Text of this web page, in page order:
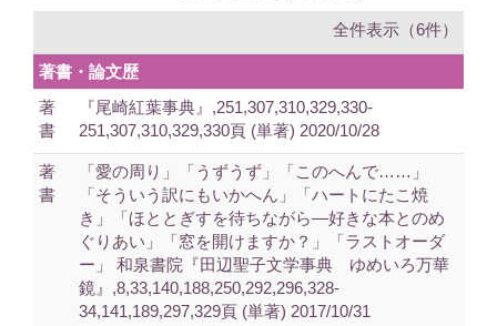
全件表示（6件）
著書・論文歴
著
書
『尾崎紅葉事典』,251,307,310,329,330-
251,307,310,329,330頁 (単著) 2020/10/28
著
書
「愛の周り」「うずうず」「このへんで……」
「そういう訳にもいかへん」「ハートにたこ焼
き」「ほととぎすを待ちながら―好きな本とのめ
ぐりあい」「窓を開けますか？」「ラストオーダ
ー」 和泉書院『田辺聖子文学事典 ゆめいろ万華
鏡』,8,33,140,188,250,292,296,328-
34,141,189,297,329頁 (単著) 2017/10/31